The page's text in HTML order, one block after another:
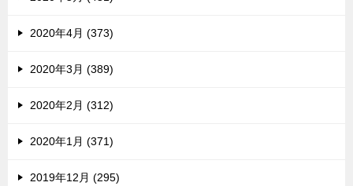
2020年4月 (373)
2020年3月 (389)
2020年2月 (312)
2020年1月 (371)
2019年12月 (295)